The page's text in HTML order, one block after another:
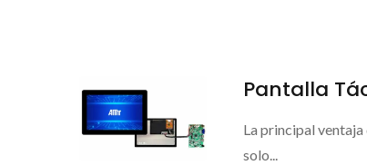
Pantalla
La principal
solo...